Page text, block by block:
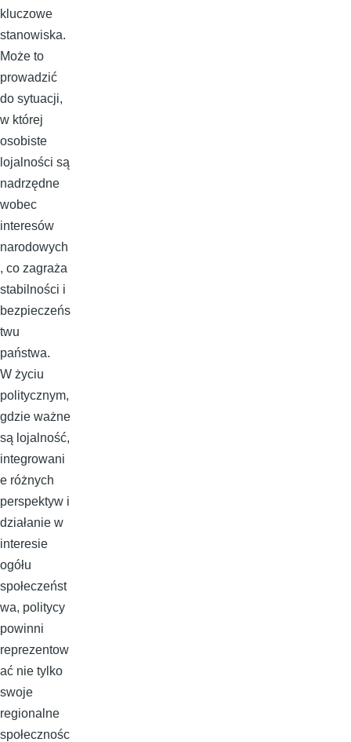
kluczowe
stanowiska.
Może to
prowadzić
do sytuacji,
w której
osobiste
lojalności są
nadrzędne
wobec
interesów
narodowych
, co zagraża
stabilności i
bezpieczeńs
twu
państwa.
W życiu
politycznym,
gdzie ważne
są lojalność,
integrowani
e różnych
perspektyw i
działanie w
interesie
ogółu
społeczeńst
wa, politycy
powinni
reprezentow
ać nie tylko
swoje
regionalne
społecznośc